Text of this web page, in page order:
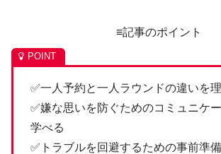
≡記事のポイント
✅一人予約と一人ラウンドの違いを
✅嫌な思いを防ぐためのコミュニケ
学べる
✅トラブルを回避するための事前準